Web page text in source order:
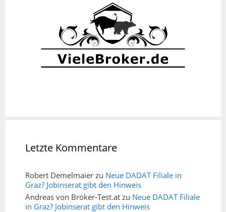
Letzte Kommentare
Robert Demelmaier zu Neue DADAT Filiale in
Graz? Jobinserat gibt den Hinweis
Andreas von Broker-Test.at zu Neue DADAT Filiale
in Graz? Jobinserat gibt den Hinweis